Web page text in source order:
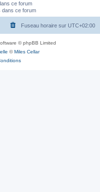
ce forum
dans ce forum
Fuseau horaire sur UTC+02:00
© phpBB Limited
©Miles Cellar